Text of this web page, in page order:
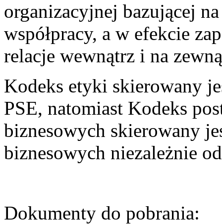
organizacyjnej bazującej
współpracy, a w efekcie
relacje wewnątrz i na
Kodeks etyki skierowany
PSE, natomiast Kodeks
biznesowych skierowany
biznesowych niezależnie
Dokumenty do pobrania: